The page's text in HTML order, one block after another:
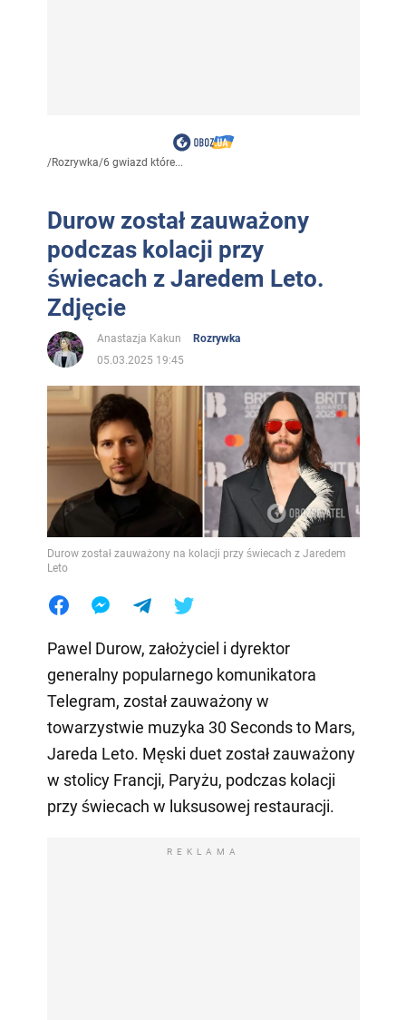
/Rozrywka/6 gwiazd które...
Durow został zauważony
podczas kolacji przy
świecach z Jaredem Leto.
Zdjęcie
Anastazja Kakun
Rozrywka
05.03.2025 19:45
Durow został zauważony na kolacji przy świecach z Jaredem
Leto
Pawel Durow, założyciel i dyrektor
generalny popularnego komunikatora
Telegram, został zauważony w
towarzystwie muzyka 30 Seconds to Mars,
Jareda Leto. Męski duet został zauważony
w stolicy Francji, Paryżu, podczas kolacji
przy świecach w luksusowej restauracji.
REKLAMA